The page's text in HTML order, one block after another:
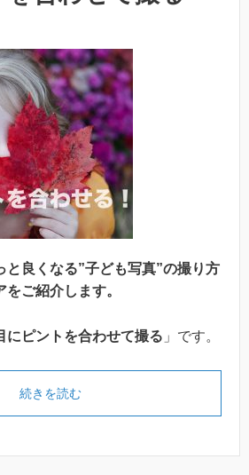
と良くなる”子ども写真”の撮り方
ご紹介します。
にピントを合わせて撮る 」です。
続きを読む